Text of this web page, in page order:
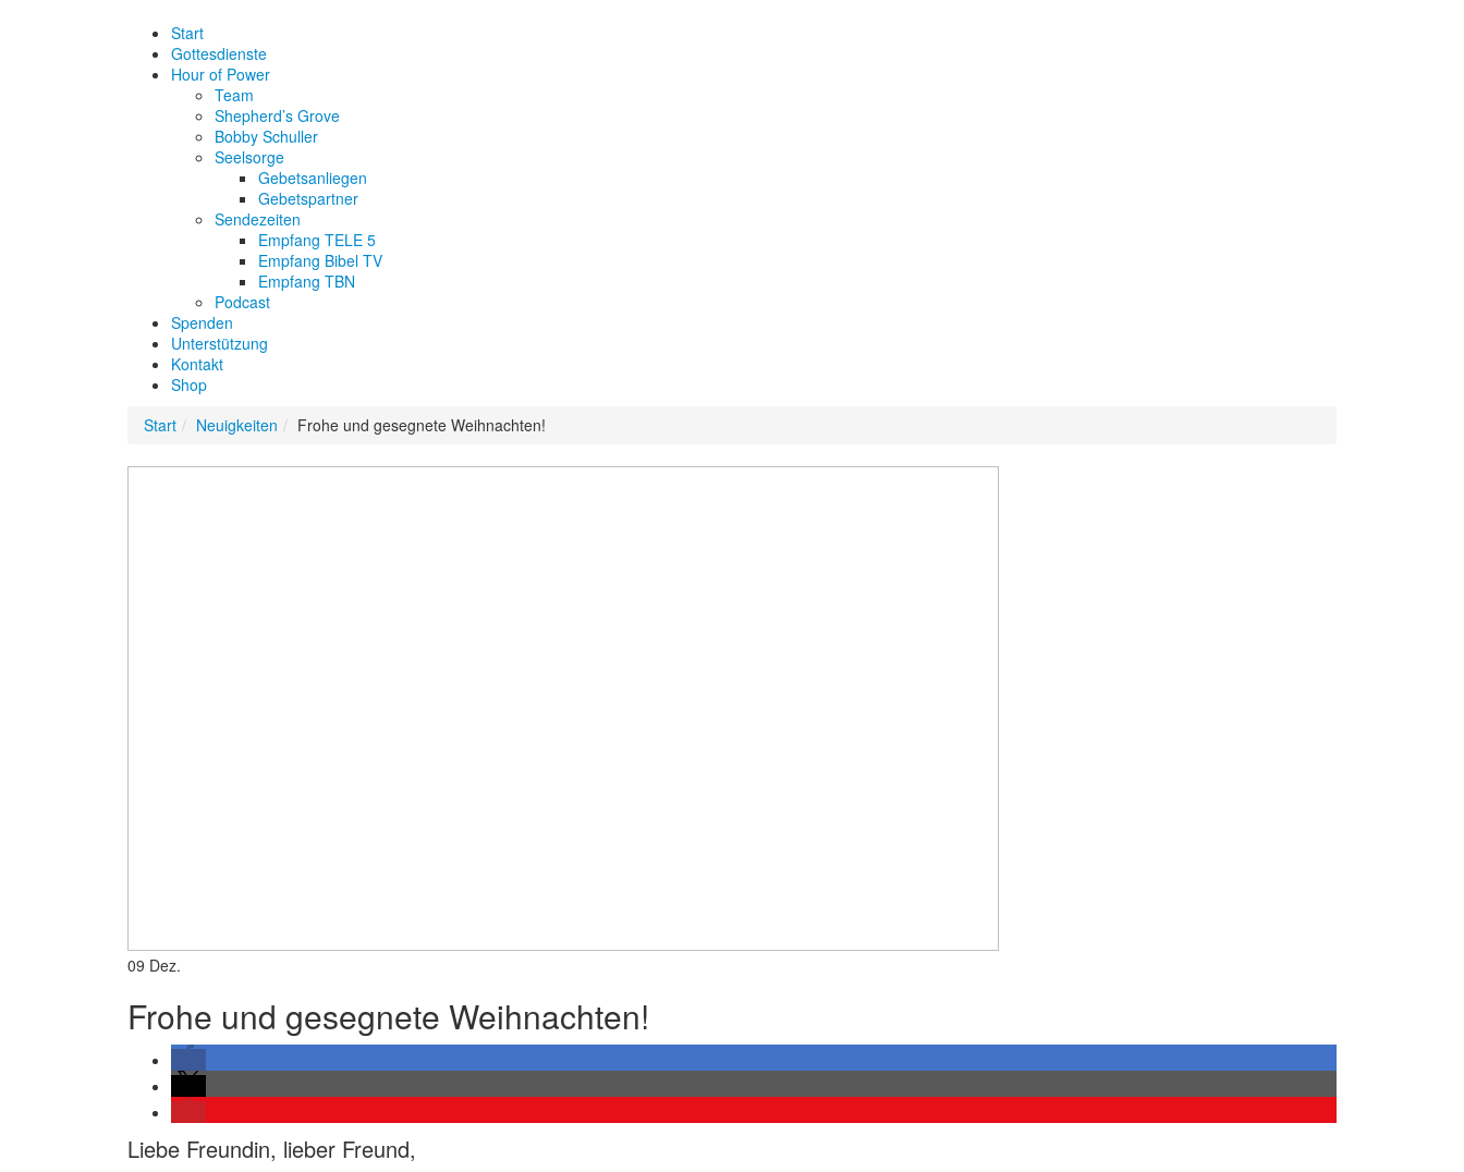
Start
Gottesdienste
Hour of Power
Team
Shepherd’s Grove
Bobby Schuller
Seelsorge
Gebetsanliegen
Gebetspartner
Sendezeiten
Empfang TELE 5
Empfang Bibel TV
Empfang TBN
Podcast
Spenden
Unterstützung
Kontakt
Shop
Start
Neuigkeiten Frohe und gesegnete Weihnachten!
09 Dez.
Frohe und gesegnete Weihnachten!
Liebe Freundin, lieber Freund,